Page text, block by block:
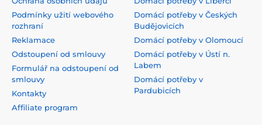
Podmínky užití webového
rozhraní
Reklamace
Odstoupení od smlouvy
Formulář na odstoupení od
smlouvy
Kontakty
Affiliate program
Domácí potřeby v Českých
Budějovicích
Domácí potřeby v Olomoucí
Domácí potřeby v Ústí n.
Labem
Domácí potřeby v
Pardubicích